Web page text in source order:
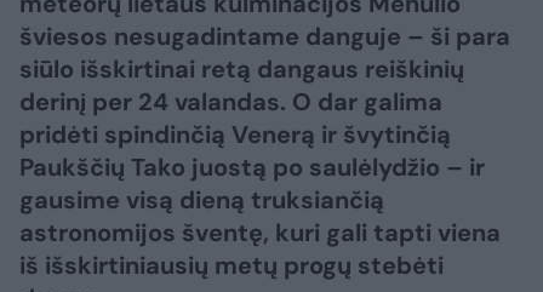
šviesos nesugadintame danguje – ši para
siūlo išskirtinai retą dangaus reiškinių
derinį per 24 valandas. O dar galima
pridėti spindinčią Venerą ir švytinčią
Paukščių Tako juostą po saulėlydžio – ir
gausime visą dieną truksiančią
astronomijos šventę, kuri gali tapti viena
iš išskirtiniausių metų progų stebėti